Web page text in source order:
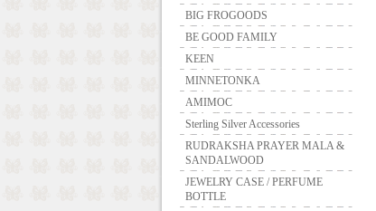
BIG FROGOODS
BE GOOD FAMILY
KEEN
MINNETONKA
AMIMOC
Sterling Silver Accessories
RUDRAKSHA PRAYER MALA &
SANDALWOOD
JEWELRY CASE / PERFUME
BOTTLE